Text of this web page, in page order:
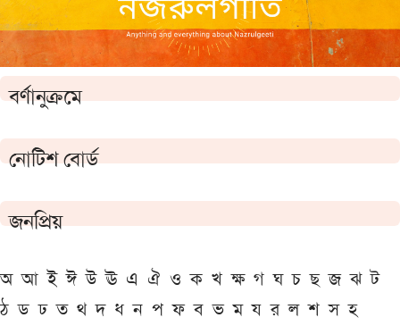
বর্ণানুক্রমে
নোটিশ বোর্ড
জনপ্রিয়
অ আ ই ঈ উ ঊ এ ঐ ও ক খ ক্ষ গ ঘ চ ছ জ ঝ ট
ঠ ড ঢ ত থ দ ধ ন প ফ ব ভ ম য র ল শ স হ